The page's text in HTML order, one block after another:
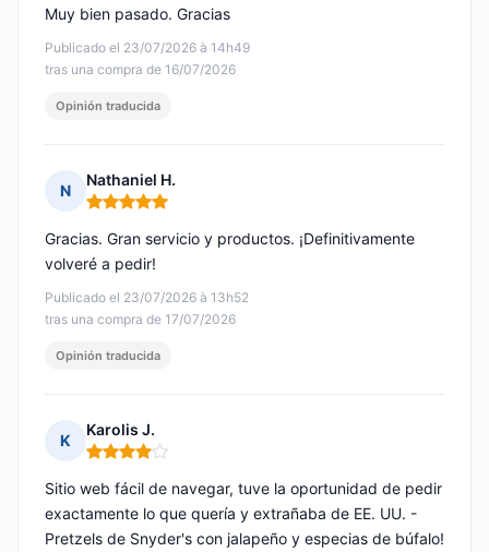
Publicado el 23/07/2026 à 14h49
tras una compra de 16/07/2026
Muy bien pasado. Gracias
Opinión traducida
N
Nathaniel H.
Nota: 5 de 5
Publicado el 23/07/2026 à 13h52
tras una compra de 17/07/2026
Gracias. Gran servicio y productos. ¡Definitivamente
volveré a pedir!
Opinión traducida
K
Karolis J.
Nota: 4 de 5
Sitio web fácil de navegar, tuve la oportunidad de pedir
exactamente lo que quería y extrañaba de EE. UU. -
Pretzels de Snyder's con jalapeño y especias de búfalo!